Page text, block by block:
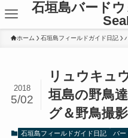
石垣島バード
ホーム 石垣島フィールドガイド日記
リュウキュ
垣島の野鳥
グ＆野鳥撮
2018
5/02
石垣島フィールドガイド日記 バー